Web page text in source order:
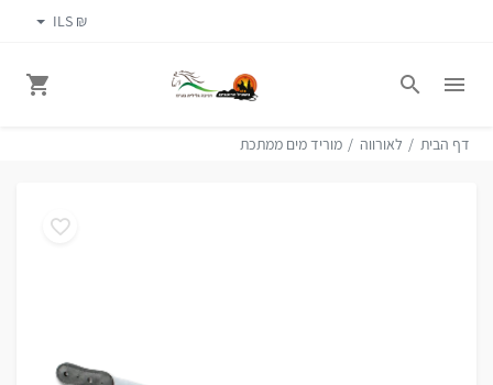
₪ ILS
דף הבית לאורווה מוריד מים ממתכת